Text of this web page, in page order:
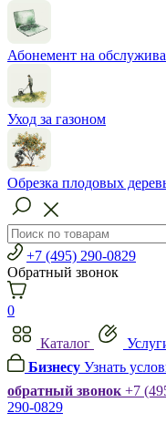
Абонемент на
Уход за газоном
Обрезка плодовых
+7 (495) 290-0829
Обратный звонок
0
Каталог
Бизнесу Узнать
обратный звонок +7
290-0829